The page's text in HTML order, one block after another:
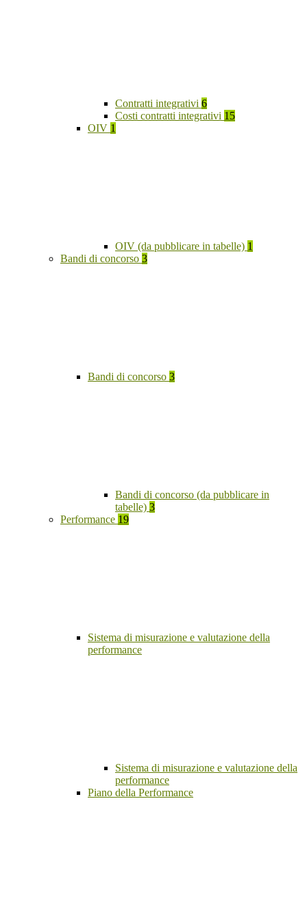
Contratti integrativi 6
Costi contratti integrativi 15
OIV 1
OIV (da pubblicare in tabelle) 1
Bandi di concorso 3
Bandi di concorso 3
Bandi di concorso (da pubblicare in
tabelle) 3
Performance 19
Sistema di misurazione e valutazione della
performance
Sistema di misurazione e valutazione della
performance
Piano della Performance